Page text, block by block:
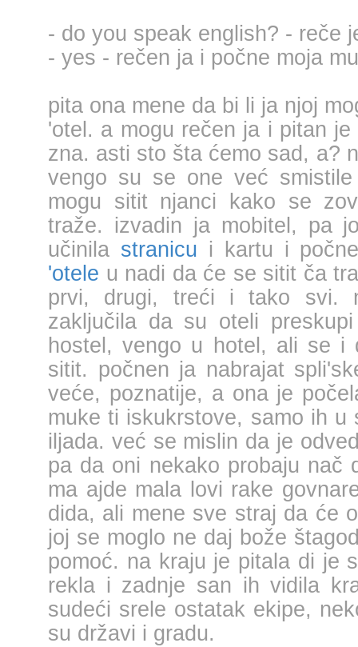
- do you speak english? - reče
- yes - rečen ja i počne moja
pita ona mene da bi li ja njoj
'otel. a mogu rečen ja i pitan
zna. asti sto šta ćemo sad, a?
vengo su se one već
mogu sitit njanci kako se
traže. izvadin ja mobitel, pa
učinila stranicu i kartu i
'otele u nadi da će se sitit ča
prvi, drugi, treći i tako svi.
zaključila da su oteli
hostel, vengo u hotel, ali se i
sitit. počnen ja nabrajat
veće, poznatije, a ona je
muke ti iskukrstove, samo ih u
iljada. već se mislin da je
pa da oni nekako probaju nač
ma ajde mala lovi rake
dida, ali mene sve straj da će
joj se moglo ne daj bože
pomoć. na kraju je pitala di je
rekla i zadnje san ih vidila
sudeći srele ostatak ekipe,
su državi i gradu.